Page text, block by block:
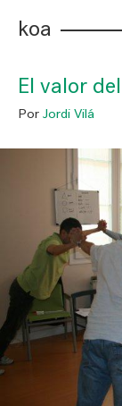
koa
El valor
Por Jordi Vilá